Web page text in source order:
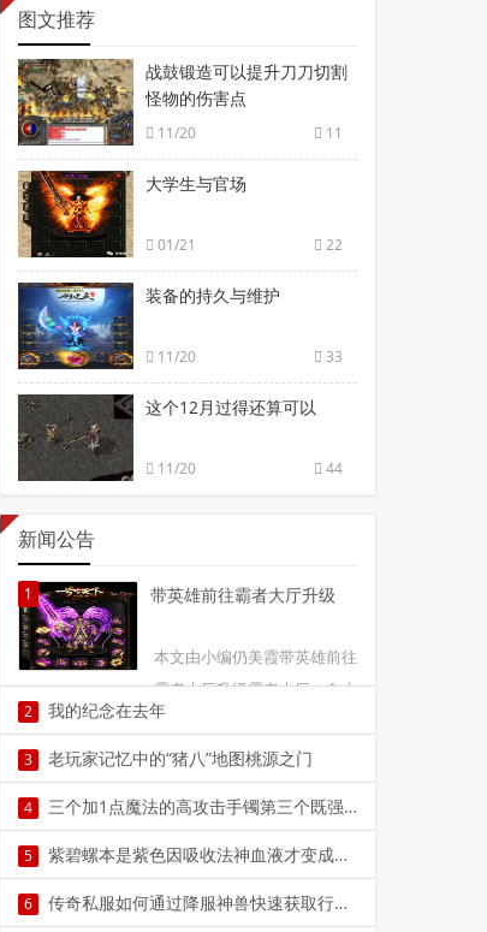
图文推荐
战鼓锻造可以提升刀刀切割
怪物的伤害点
11/20 11
大学生与官场
01/21 22
装备的持久与维护
11/20 33
这个12月过得还算可以
11/20 44
新闻公告
1 带英雄前往霸者大厅升级
本文由小编仍美霞带英雄前往
霸者大厅升级霸者大厅，自古
以来就是相当多BOSS聚集场
所。不过说句实话本人还真的
很少1
2 我的纪念在去年
本文由小编咎绿兰我的纪念在去年既是讲的是我
的纪年 就让我们回到一年初 2011年二月十二号那
天 我十八岁生辰那天 2
3 老玩家记忆中的“猪八”地图桃源之门
本文由小编永心思老玩家记忆中的“猪八”地图桃
源之门石墓是玛法大陆一直存在的经典地图，这
也是在盟重土城内部的3
4 三个加1点魔法的高攻击手镯第三个既强大又奇葩
本文由小编徭贤三个加1点魔法的高攻击手镯第三
个既强大又奇葩传奇私服中关于战士佩戴加魔法
极品属性装备对于烈火和4
5 紫碧螺本是紫色因吸收法神血液才变成如今的样子
本文由小编称若惜紫碧螺本是紫色因吸收法神血
液才变成如今的样子前言最近有哥们留言让小老
6 传奇私服如何通过降服神兽快速获取行会召唤令？